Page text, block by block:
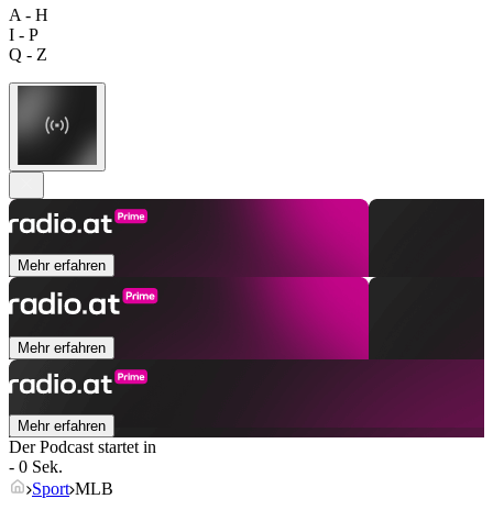
A - H
I - P
Q - Z
Mehr erfahren
Mehr erfahren
Mehr erfahren
Der Podcast startet in
- 0 Sek.
Sport MLB